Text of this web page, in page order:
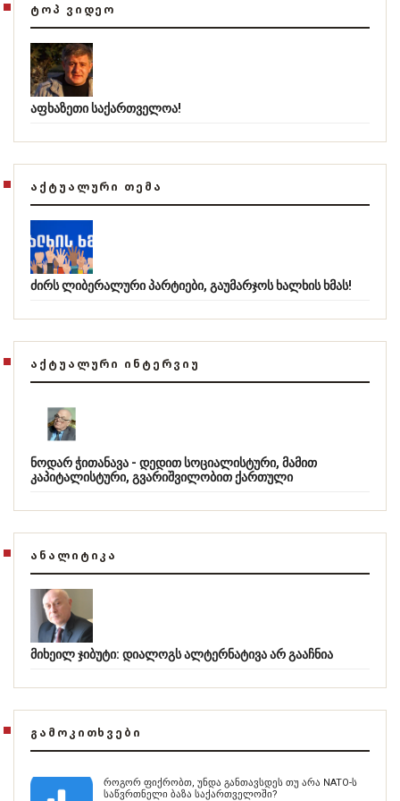
ᲢᲝᲞ ᲕᲘᲓᲔᲝ
აფხაზეთი საქართველოა!
ᲐᲥᲢᲣᲐᲚᲣᲠᲘ ᲗᲔᲛᲐ
ძირს ლიბერალური პარტიები, გაუმარჯოს ხალხის ხმას!
ᲐᲥᲢᲣᲐᲚᲣᲠᲘ ᲘᲜᲢᲔᲠᲕᲘᲣ
ნოდარ ჭითანავა - დედით სოციალისტური, მამით
კაპიტალისტური, გვარიშვილობით ქართული
ᲐᲜᲐᲚᲘᲢᲘᲙᲐ
მიხეილ ჯიბუტი: დიალოგს ალტერნატივა არ გააჩნია
ᲒᲐᲛᲝᲙᲘᲗᲮᲕᲔᲑᲘ
როგორ ფიქრობთ, უნდა განთავსდეს თუ არა NATO-ს
საწვრთნელი ბაზა საქართველოში?